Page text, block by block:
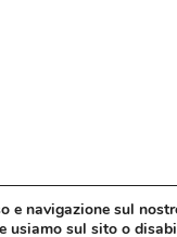
fax: 06 4746886 | Sito
e navigazione sul
usiamo sul sito o